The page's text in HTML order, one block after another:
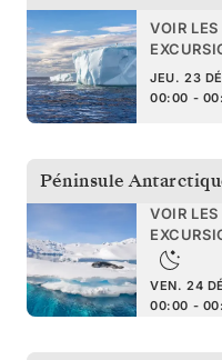
VOIR
JEU. 23
00:00 -
Péninsule
VOIR
VEN. 24
00:00 -